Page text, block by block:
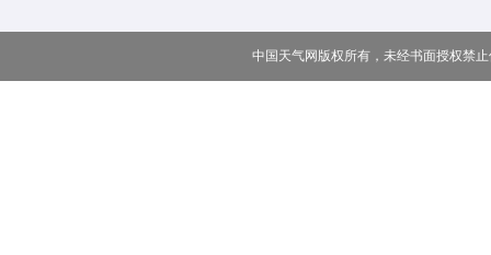
中国天气网版权所有，未经书面授权